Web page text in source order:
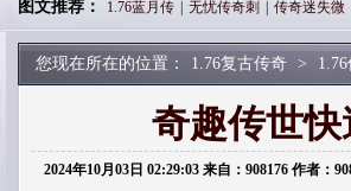
图文推荐： 1.76蓝月传 无忧传奇刺 传奇迷失微
您现在所在的位置： 1.76复古传奇 >
奇趣传世
2024年10月03日 02:29:03 来自：908176 作者：